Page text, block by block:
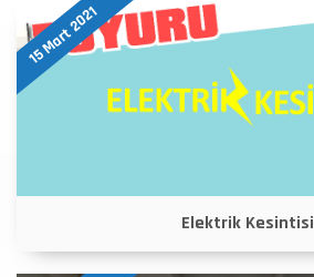
15 Mart 2021
Elektrik Kesintisi